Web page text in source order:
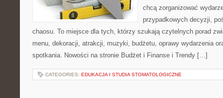
chcą zorganizować
przypadkowych decyzji,
chaosu. To miejsce dla tych, którzy szukają czytelnych porad
menu, dekoracji, atrakcji, muzyki, budżetu, oprawy wydarzenia
spotkania. Nowości na stronie Budżet i Finanse i Trendy […]
CATEGORIES: EDUKACJA I STUDIA STOMATOLOGICZNE